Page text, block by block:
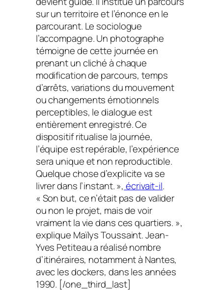
sur un territoire et l’énonce en le
parcourant. Le sociologue
l’accompagne. Un photographe
témoigne de cette journée en
prenant un cliché à chaque
modification de parcours, temps
d’arrêts, variations du mouvement
ou changements émotionnels
perceptibles, le dialogue est
entièrement enregistré. Ce
dispositif ritualise la journée,
l’équipe est repérable, l’expérience
sera unique et non reproductible.
Quelque chose d’explicite va se
livrer dans l’instant. », écrivait-il.
« Son but, ce n’était pas de valider
ou non le projet, mais de voir
vraiment la vie dans ces quartiers. »,
explique Maïlys Toussaint. Jean-
Yves Petiteau a réalisé nombre
d’itinéraires, notamment à Nantes,
avec les dockers, dans les années
1990. [/one_third_last]